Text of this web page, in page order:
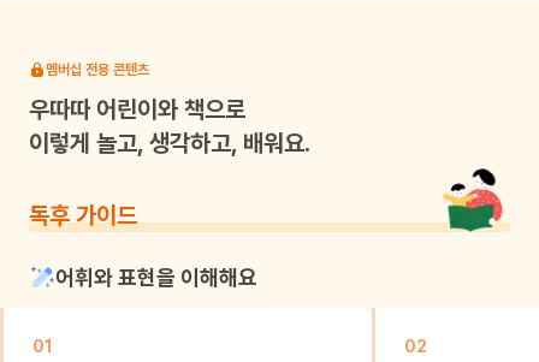
멤버십 전용 콘텐츠
우따따어린이와 책으로
이렇게 놀고, 생각하고, 배워요.
독후 가이드
어휘와 표현을 이해해요
01 02